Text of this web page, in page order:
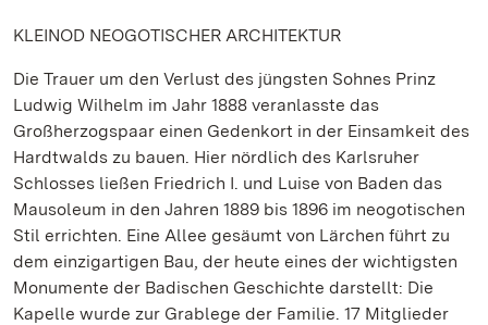
KLEINOD NEOGOTISCHER ARCHITEKTUR
Die Trauer um den Verlust des jüngsten Sohnes Prinz
Ludwig Wilhelm im Jahr 1888 veranlasste das
Großherzogspaar einen Gedenkort in der Einsamkeit des
Hardtwalds zu bauen. Hier nördlich des Karlsruher
Schlosses ließen Friedrich I. und Luise von Baden das
Mausoleum in den Jahren 1889 bis 1896 im neogotischen
Stil errichten. Eine Allee gesäumt von Lärchen führt zu
dem einzigartigen Bau, der heute eines der wichtigsten
Monumente der Badischen Geschichte darstellt: Die
Kapelle wurde zur Grablege der Familie. 17 Mitglieder